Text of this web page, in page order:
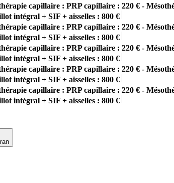
capillaire : PRP capillaire : 220 € -
intégral + SIF + aisselles : 800 €
capillaire : PRP capillaire : 220 € -
intégral + SIF + aisselles : 800 €
capillaire : PRP capillaire : 220 € -
intégral + SIF + aisselles : 800 €
capillaire : PRP capillaire : 220 € -
intégral + SIF + aisselles : 800 €
capillaire : PRP capillaire : 220 € -
intégral + SIF + aisselles : 800 €